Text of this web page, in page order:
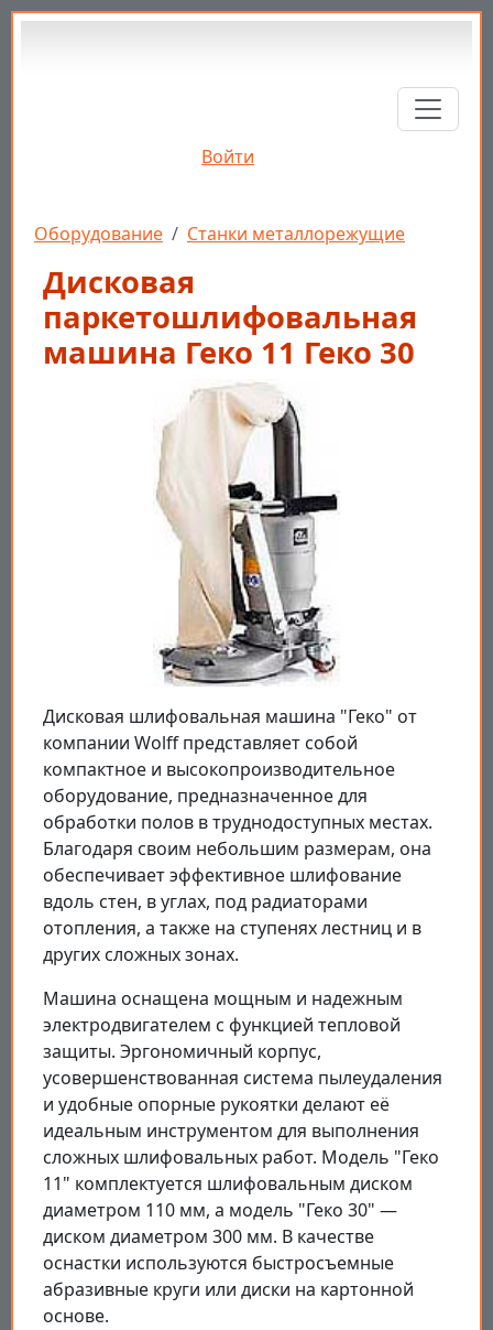
Перейти к основному содержанию
Войти
Строка навигации
Оборудование Станки металлорежущие
Дисковая
паркетошлифовальная
машина Геко 11 Геко 30
Дисковая шлифовальная машина "Геко" от
компании Wolff представляет собой
компактное и высокопроизводительное
оборудование, предназначенное для
обработки полов в труднодоступных местах.
Благодаря своим небольшим размерам, она
обеспечивает эффективное шлифование
вдоль стен, в углах, под радиаторами
отопления, а также на ступенях лестниц и в
других сложных зонах.
Машина оснащена мощным и надежным
электродвигателем с функцией тепловой
защиты. Эргономичный корпус,
усовершенствованная система пылеудаления
и удобные опорные рукоятки делают её
идеальным инструментом для выполнения
сложных шлифовальных работ. Модель "Геко
11" комплектуется шлифовальным диском
диаметром 110 мм, а модель "Геко 30" —
диском диаметром 300 мм. В качестве
оснастки используются быстросъемные
абразивные круги или диски на картонной
основе.